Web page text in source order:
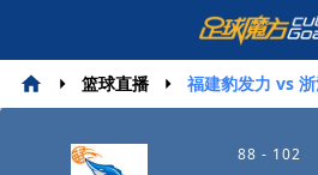
篮球直播 福建豹发力 vs
88 - 102